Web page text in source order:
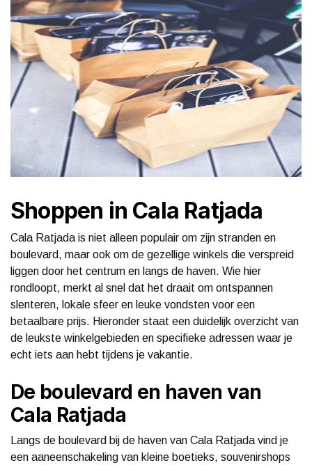
Shoppen in Cala Ratjada
Cala Ratjada is niet alleen populair om zijn stranden en
boulevard, maar ook om de gezellige winkels die verspreid
liggen door het centrum en langs de haven. Wie hier
rondloopt, merkt al snel dat het draait om ontspannen
slenteren, lokale sfeer en leuke vondsten voor een
betaalbare prijs. Hieronder staat een duidelijk overzicht van
de leukste winkelgebieden en specifieke adressen waar je
echt iets aan hebt tijdens je vakantie.
De boulevard en haven van
Cala Ratjada
Langs de boulevard bij de haven van Cala Ratjada vind je
een aaneenschakeling van kleine boetieks, souvenirshops